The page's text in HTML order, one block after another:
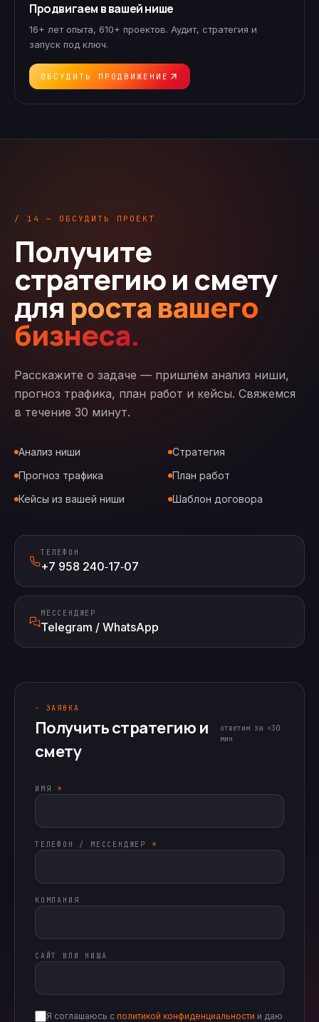
Продвигаем в вашей нише
16+ лет опыта, 610+ проектов. Аудит, стратегия и
запуск под ключ.
ОБСУДИТЬ ПРОДВИЖЕНИЕ
/ 14 — ОБСУДИТЬ ПРОЕКТ
Получите
стратегию и смету
для роста вашего
бизнеса.
Расскажите о задаче — пришлём анализ ниши,
прогноз трафика, план работ и кейсы. Свяжемся
в течение 30 минут.
Анализ ниши
Стратегия
Прогноз трафика
План работ
Кейсы из вашей ниши
Шаблон договора
ТЕЛЕФОН
+7 958 240‑17‑07
МЕССЕНДЖЕР
Telegram / WhatsApp
· ЗАЯВКА
Получить стратегию и
смету
ответим за <30
мин
ИМЯ *
ТЕЛЕФОН / МЕССЕНДЖЕР *
КОМПАНИЯ
САЙТ ИЛИ НИША
Я соглашаюсь с политикой конфиденциальности и даю